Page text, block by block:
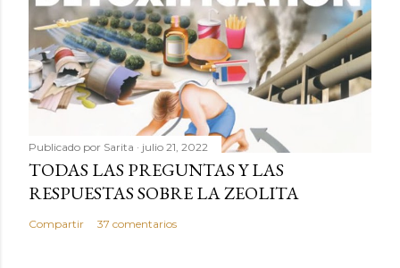
Publicado por Sarita julio 21, 2022
TODAS LAS PREGUNTAS Y LAS
RESPUESTAS SOBRE LA ZEOLITA
Compartir 37 comentarios